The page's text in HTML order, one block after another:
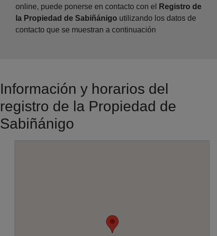
online, puede ponerse en contacto con el
Registro de
la Propiedad de Sabiñánigo utilizando los datos de
contacto que se muestran a continuación
Información y horarios del
registro de la Propiedad de
Sabiñánigo